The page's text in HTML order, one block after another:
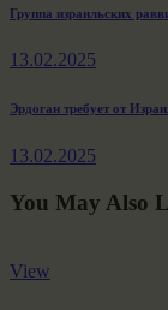
Навигация
по
Previous
Группа израильских
13.02.2025
Next
Эрдоган требует от
13.02.2025
You May Also
View